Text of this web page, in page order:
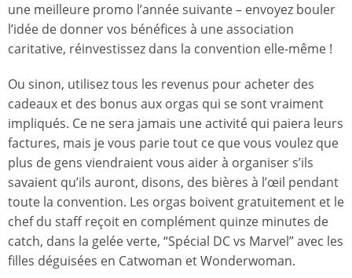
une meilleure promo l’année suivante – envoyez bouler
l’idée de donner vos bénéfices à une association
caritative, réinvestissez dans la convention elle-même !
Ou sinon, utilisez tous les revenus pour acheter des
cadeaux et des bonus aux orgas qui se sont vraiment
impliqués. Ce ne sera jamais une activité qui paiera leurs
factures, mais je vous parie tout ce que vous voulez que
plus de gens viendraient vous aider à organiser s’ils
savaient qu’ils auront, disons, des bières à l’œil pendant
toute la convention. Les orgas boivent gratuitement et le
chef du staff reçoit en complément quinze minutes de
catch, dans la gelée verte, “Spécial DC vs Marvel” avec les
filles déguisées en Catwoman et Wonderwoman.